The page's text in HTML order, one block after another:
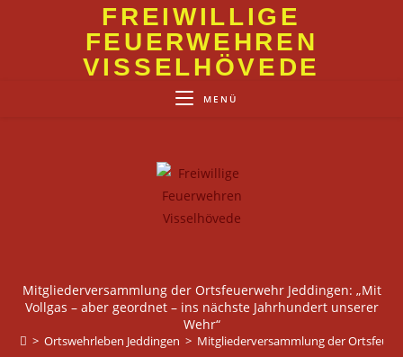
FREIWILLIGE
FEUERWEHREN
VISSELHÖVEDE
MENÜ
Mitgliederversammlung der Ortsfeuerwehr Jeddingen: „Mit
Vollgas – aber geordnet – ins nächste Jahrhundert unserer
Wehr“
> Ortswehrleben Jeddingen > Mitgliederversammlung der